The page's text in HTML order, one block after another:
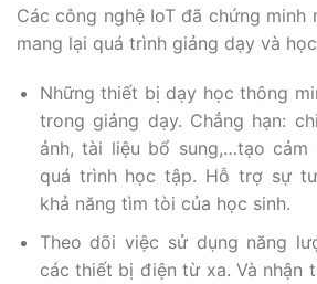
Các công nghệ IoT đã chứng minh
mang lại quá trình giảng dạy và
Những thiết bị dạy học thông
trong giảng dạy. Chẳng hạn:
ảnh, tài liệu bổ sung,…tạo
quá trình học tập. Hỗ trợ sự
khả năng tìm tòi của học sinh.
Theo dõi việc sử dụng năng
các thiết bị điện từ xa. Và nhận